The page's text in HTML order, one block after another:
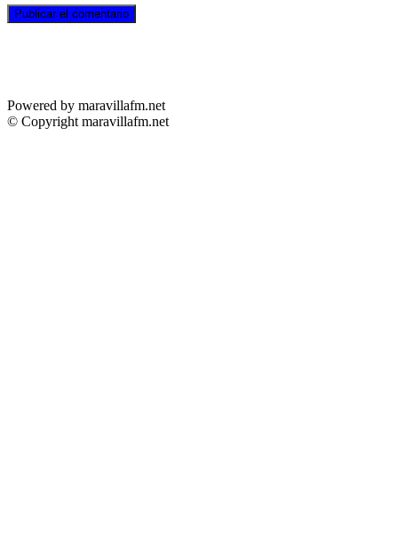
Powered by maravillafm.net
© Copyright maravillafm.net